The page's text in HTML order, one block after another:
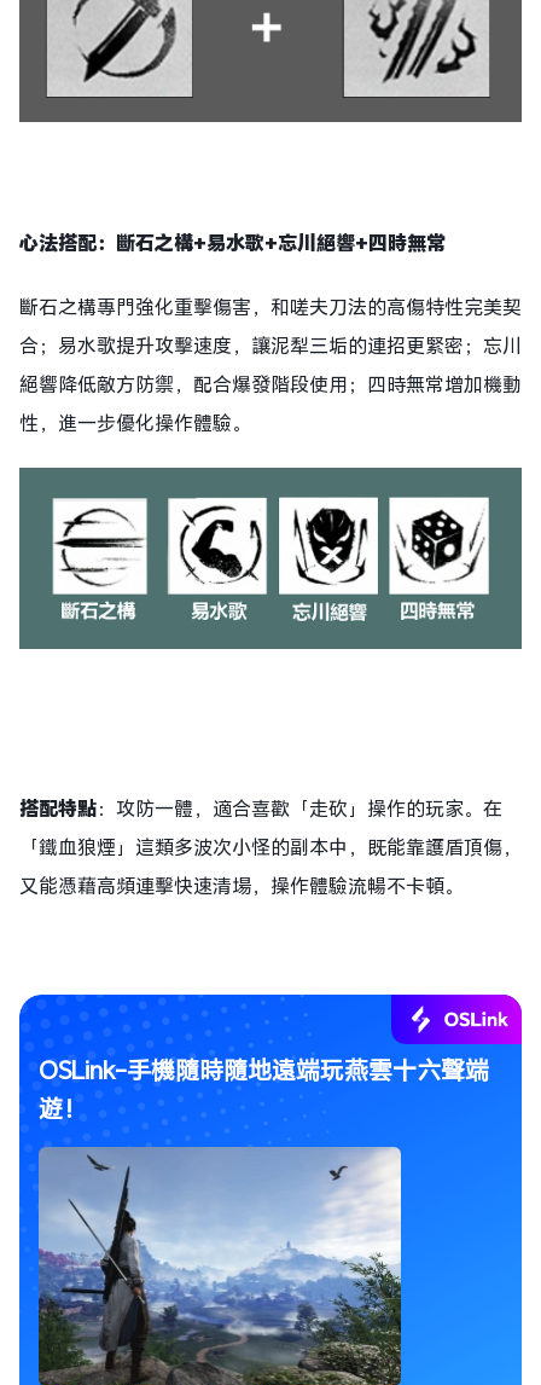
心法搭配：斷石之構+易水歌+忘川絕響+四時無常
斷石之構專門強化重擊傷害，和嗟夫刀法的高傷特性完美契
合；易水歌提升攻擊速度，讓泥犁三垢的連招更緊密；忘川
絕響降低敵方防禦，配合爆發階段使用；四時無常增加機動
性，進一步優化操作體驗。
搭配特點：攻防一體，適合喜歡「走砍」操作的玩家。在
「鐵血狼煙」這類多波次小怪的副本中，既能靠護盾頂傷，
又能憑藉高頻連擊快速清場，操作體驗流暢不卡頓。
OSLink-手機隨時隨地遠端玩燕雲十六聲端
遊！